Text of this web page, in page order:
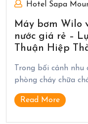
Hotel Sapa
Máy bơm Wilo
nước giá rẻ –
Thuận Hiệp
Trong bối cảnh
phòng cháy chữa
Read More